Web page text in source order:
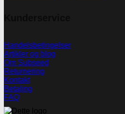
Handelsbetingelser
Artikler og blog
Om Subseed
Returnering
Kontakt
Betaling
FAQ